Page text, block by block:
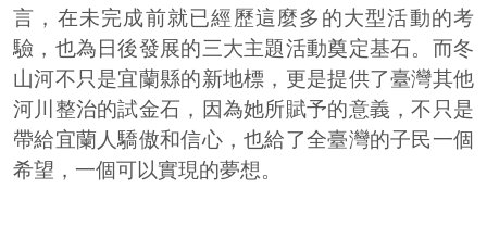
言，在未完成前就已經歷這麼多的大型活動的考
驗，也為日後發展的三大主題活動奠定基石。而冬
山河不只是宜蘭縣的新地標，更是提供了臺灣其他
河川整治的試金石，因為她所賦予的意義，不只是
帶給宜蘭人驕傲和信心，也給了全臺灣的子民一個
希望，一個可以實現的夢想。